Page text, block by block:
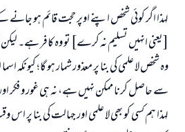
لہذا اگر کوئی شخص اپنے اوپر حجت قائم ہو
[یعنی انہیں تسلیم نہ کرے] تو وہ کافر ہے۔
وہ شخص لا علمی کی بنا پر معذور شمار ہو گا؛
سے حاصل کرنا ممکن نہیں ہے، نہ ہی غور و فکر
لہذا ہم کسی کو بھی لا علمی اور جہالت کی بنا پر